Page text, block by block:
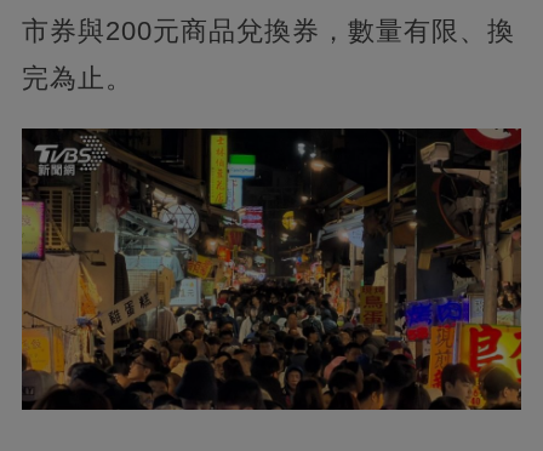
市券與200元商品兌換券，數量有限、換
完為止。